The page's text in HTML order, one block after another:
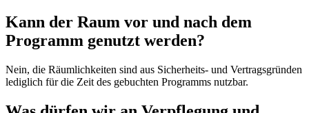
Kann der Raum vor und nach dem
Programm genutzt werden?
Nein, die Räumlichkeiten sind aus Sicherheits- und Vertragsgründen
lediglich für die Zeit des gebuchten Programms nutzbar.